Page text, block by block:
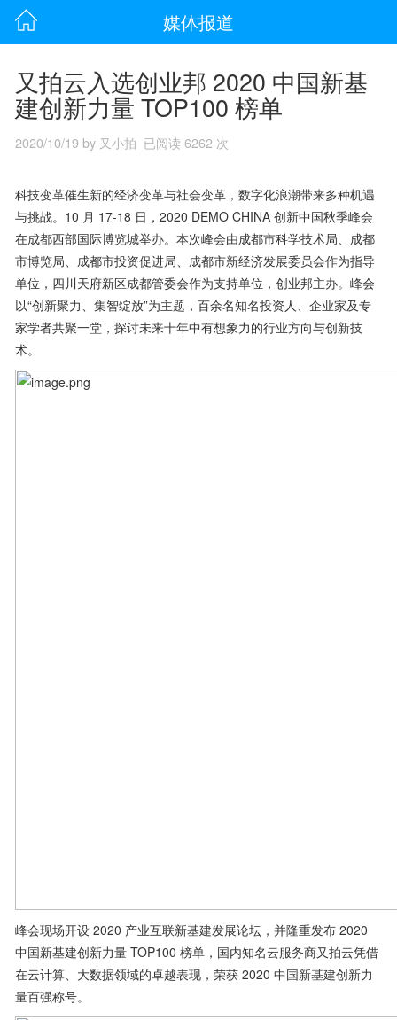
媒体报道
又拍云入选创业邦 2020 中国新基
建创新力量 TOP100 榜单
2020/10/19 by 又小拍 已阅读 6262 次
科技变革催生新的经济变革与社会变革，数字化浪潮带来多种机遇
与挑战。10 月 17-18 日，2020 DEMO CHINA 创新中国秋季峰会
在成都西部国际博览城举办。本次峰会由成都市科学技术局、成都
市博览局、成都市投资促进局、成都市新经济发展委员会作为指导
单位，四川天府新区成都管委会作为支持单位，创业邦主办。峰会
以“创新聚力、集智绽放”为主题，百余名知名投资人、企业家及专
家学者共聚一堂，探讨未来十年中有想象力的行业方向与创新技
术。
峰会现场开设 2020 产业互联新基建发展论坛，并隆重发布 2020
中国新基建创新力量 TOP100 榜单，国内知名云服务商又拍云凭借
在云计算、大数据领域的卓越表现，荣获 2020 中国新基建创新力
量百强称号。